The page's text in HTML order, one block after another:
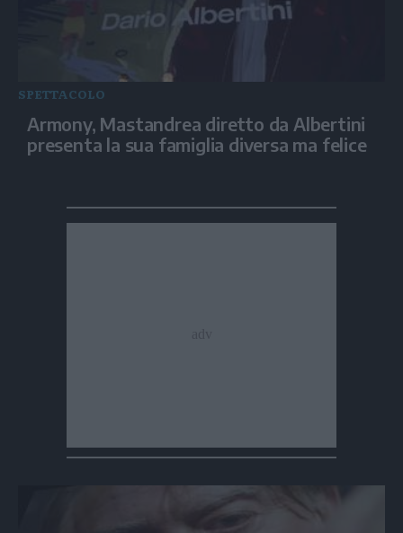
SPETTACOLO
Armony, Mastandrea diretto da Albertini
presenta la sua famiglia diversa ma felice